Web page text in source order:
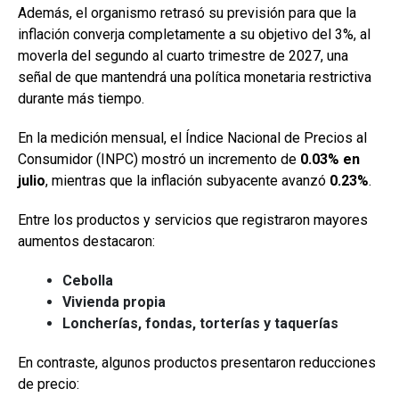
Además, el organismo retrasó su previsión para que la
inflación converja completamente a su objetivo del 3%, al
moverla del segundo al cuarto trimestre de 2027, una
señal de que mantendrá una política monetaria restrictiva
durante más tiempo.
En la medición mensual, el Índice Nacional de Precios al
Consumidor (INPC) mostró un incremento de 0.03% en
julio, mientras que la inflación subyacente avanzó 0.23%.
Entre los productos y servicios que registraron mayores
aumentos destacaron:
Cebolla
Vivienda propia
Loncherías, fondas, torterías y taquerías
En contraste, algunos productos presentaron reducciones
de precio: